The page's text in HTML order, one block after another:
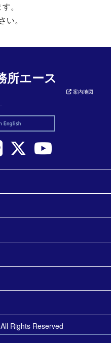
。
い。
所エース
案内地図
Rights Reserved